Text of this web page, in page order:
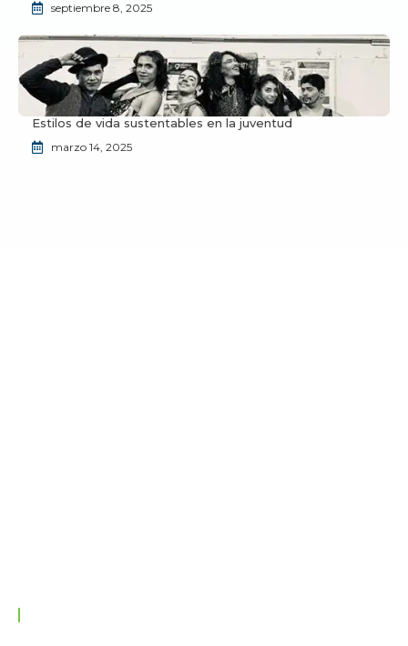
septiembre 8, 2025
Estilos de vida sustentables en la juventud
marzo 14, 2025